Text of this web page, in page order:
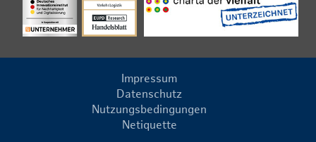
Impressum
Datenschutz
Nutzungsbedingungen
Netiquette